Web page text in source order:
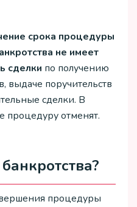
срока процедуры
не имеет
сделки по получению
выдаче поручительств
сделки. В
процедуру отменят.
процедуры